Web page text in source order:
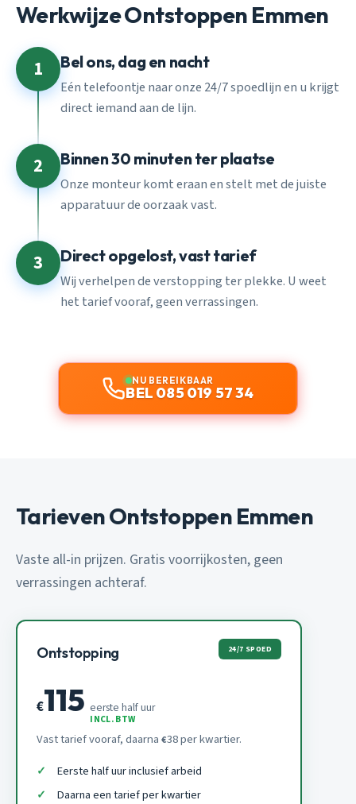
Werkwijze Ontstoppen Emmen
1 Bel ons, dag en nacht
Eén telefoontje naar onze 24/7 spoedlijn en u krijgt
direct iemand aan de lijn.
2 Binnen 30 minuten ter plaatse
Onze monteur komt eraan en stelt met de juiste
apparatuur de oorzaak vast.
3 Direct opgelost, vast tarief
Wij verhelpen de verstopping ter plekke. U weet
het tarief vooraf, geen verrassingen.
NU BEREIKBAAR
BEL 085 019 57 34
Tarieven Ontstoppen Emmen
Vaste all-in prijzen. Gratis voorrijkosten, geen
verrassingen achteraf.
Ontstopping 24/7 SPOED
€115 eerste half uur
INCL. BTW
Vast tarief vooraf, daarna €38 per kwartier.
Eerste half uur inclusief arbeid
Daarna een tarief per kwartier